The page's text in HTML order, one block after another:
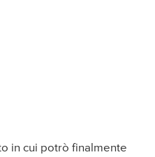
in cui potrò finalmente